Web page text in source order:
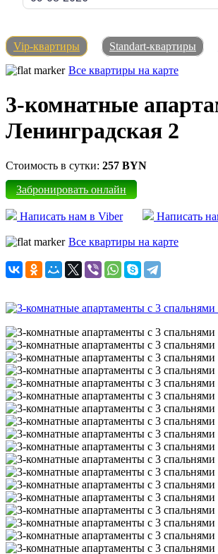
Vip-квартиры Standart-квартиры
Все квартиры на карте
3-комнатные
Ленинградская 2
Стоимость в сутки: 257 BYN
Забронировать онлайн
Написать нам в Viber Написать
Все квартиры на карте